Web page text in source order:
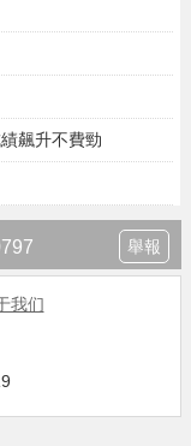
飆升不費勁
舉報
我们